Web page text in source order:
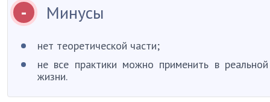
Минусы
нет теоретической части;
не все практики можно применить в реальной
жизни.